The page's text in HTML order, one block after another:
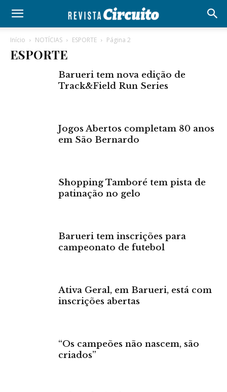
Início NOTÍCIAS ESPORTE Página 2
ESPORTE
Barueri tem nova edição de
Track&Field Run Series
Jogos Abertos completam 80 anos
em São Bernardo
Shopping Tamboré tem pista de
patinação no gelo
Barueri tem inscrições para
campeonato de futebol
Ativa Geral, em Barueri, está com
inscrições abertas
“Os campeões não nascem, são
criados”